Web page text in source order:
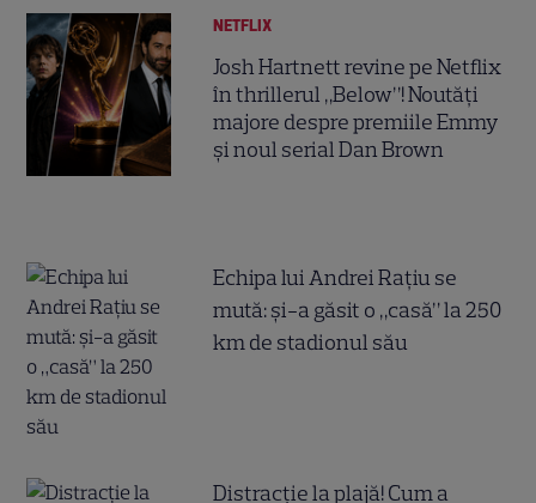
NETFLIX
Josh Hartnett revine pe Netflix
în thrillerul „Below”! Noutăți
majore despre premiile Emmy
și noul serial Dan Brown
Echipa lui Andrei Rațiu se
mută: și-a găsit o „casă” la 250
km de stadionul său
Distracție la plajă! Cum a